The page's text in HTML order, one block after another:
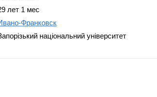
лет 1 мес
Франковск
національний університет